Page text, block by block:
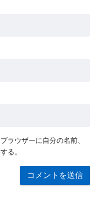
ラウザーに自分の名前、
る。